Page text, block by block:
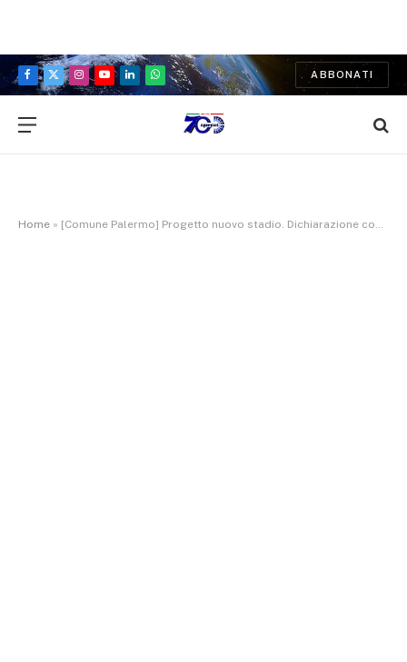
Facebook
X
Instagram
YouTubeLinkedInWhatsApp
ABBONATI
Home » [Comune Palermo] Progetto nuovo stadio. Dichiarazione consiglieri comunali Bonanno e Raja